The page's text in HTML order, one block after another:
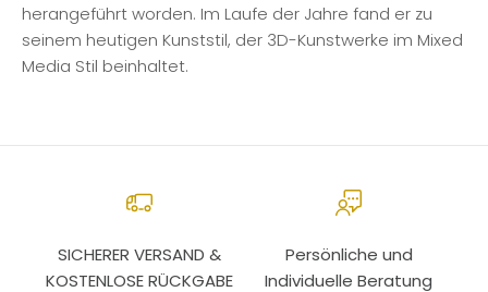
herangeführt worden. Im Laufe der Jahre fand er zu
seinem heutigen Kunststil, der 3D-Kunstwerke im Mixed
Media Stil beinhaltet.
SICHERER VERSAND &
KOSTENLOSE RÜCKGABE
Persönliche und
Individuelle Beratung